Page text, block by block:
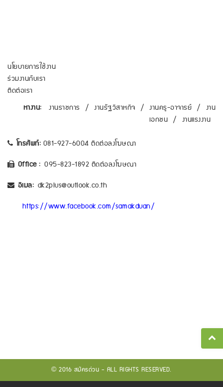
นโยบายการใช้งาน
ร่วมงานกับเรา
ติดต่อเรา
หางาน:
งานราชการ / งานรัฐวิสาหกิจ / งานครู-อาจารย์ / งาน
เอกชน / งานแรงงาน
โทรศัพท์: 081-927-6004 ติดต่อลงโฆษณา
Office : 095-823-1892 ติดต่อลงโฆษณา
อีเมล: dk2plus@outlook.co.th
https://www.facebook.com/samakduan/
© 2016 สมัครด่วน - ALL RIGHTS RESERVED.